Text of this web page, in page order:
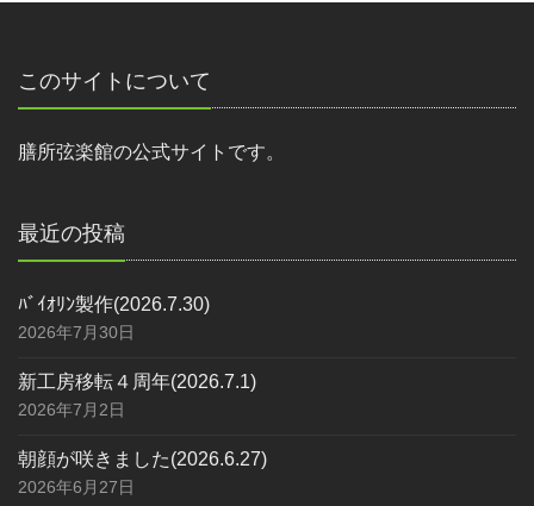
このサイトについて
膳所弦楽館の公式サイトです。
最近の投稿
ﾊﾞｲｵﾘﾝ製作(2026.7.30)
2026年7月30日
新工房移転４周年(2026.7.1)
2026年7月2日
朝顔が咲きました(2026.6.27)
2026年6月27日